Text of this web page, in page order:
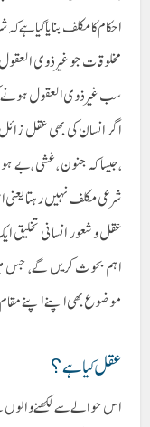
احکام کا مکلف بنایاگیا
مخلوقات جو غیر ذوی العقول
سب غیر ذوی العقول ہونے
اگر انسان کی بھی عقل
،جیسا کہ جنون ،غشی ،بے
شرعی مکلف نہیں رہتا
عقل و شعور انسانی تخلیق
اہم بحوث کریں گے، جس
موضوع بھی اپنے اپنے
عقل کیا ہے ؟
اس حوالے سے لکھنے والوں